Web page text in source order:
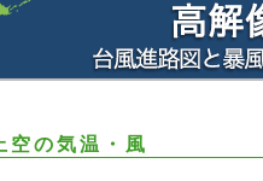
空の気温・風